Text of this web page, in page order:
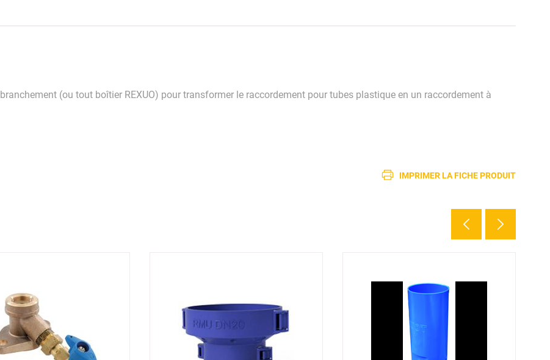
(ou tout boîtier REXUO) pour transformer le raccordement pour tubes plastique en un raccordement à
IMPRIMER LA FICHE PRODUIT